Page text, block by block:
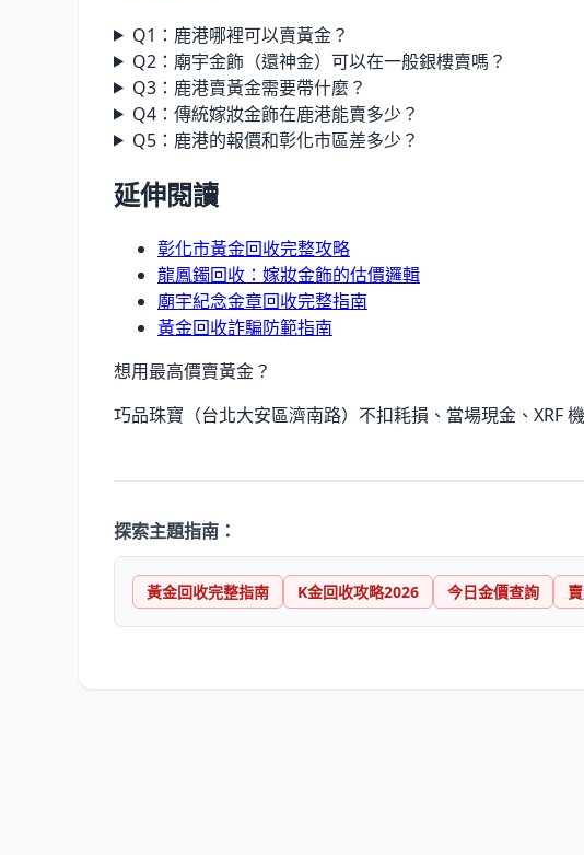
Q1：鹿港哪裡可以賣黃金？
Q2：廟宇金飾（還神金）可以在一般銀樓賣嗎？
Q3：鹿港賣黃金需要帶什麼？
Q4：傳統嫁妝金飾在鹿港能賣多少？
Q5：鹿港的報價和彰化市區差多少？
延伸閱讀
彰化市黃金回收完整攻略
龍鳳鐲回收：嫁妝金飾的估價邏輯
廟宇紀念金章回收完整指南
黃金回收詐騙防範指南
想用最高價賣黃金？
巧品珠寶（台北大安區濟南路）不扣耗損、當場現金、XRF
探索主題指南：
黃金回收完整指南 K金回收攻略2026 今日金價查詢